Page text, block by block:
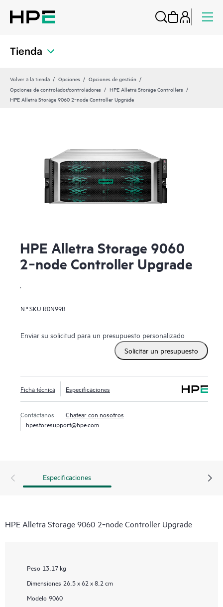
Tienda
Volver a la tienda Opciones
Opciones de gestión
Opciones de controlador/controladores
HPE Alletra Storage Controllers
HPE Alletra Storage 9060 2‑node Controller Upgrade
HPE Alletra Storage 9060
2‑node Controller Upgrade
N.º SKU R0N99B
Enviar su solicitud para un presupuesto personalizado
Solicitar un presupuesto
Ficha técnica Especificaciones
Contáctanos
Chatear con nosotros
hpestoresupport@hpe.com
Especificaciones
HPE Alletra Storage 9060 2‑node Controller Upgrade
Peso 13,17 kg
Dimensiones 26,5 x 62 x 8,2 cm
Modelo 9060